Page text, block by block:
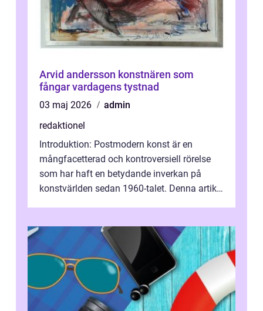
Arvid andersson konstnären som
fångar vardagens tystnad
03 maj 2026
admin
redaktionel
Introduktion: Postmodern konst är en
mångfacetterad och kontroversiell rörelse
som har haft en betydande inverkan på
konstvärlden sedan 1960-talet. Denna artikel